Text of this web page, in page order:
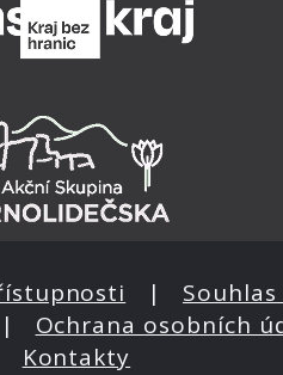
| Souhlas
Ochrana osobních
Kontakty